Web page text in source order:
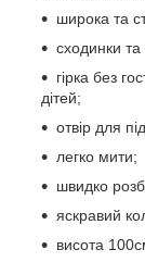
широка та
сходинки
гірка без
дітей;
отвір для
легко мити;
швидко
яскравий
висота